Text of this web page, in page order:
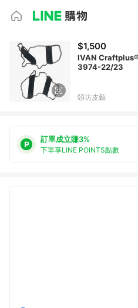
$1,500
IVAN Craftplus®
3974-22/23
頤坊皮藝
訂單成立賺3%
下單享LINE POINTS點數